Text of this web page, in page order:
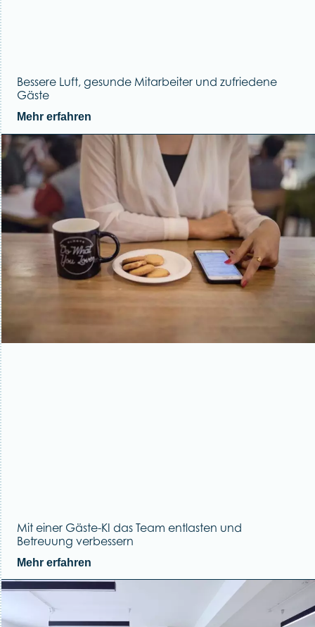
Bessere Luft, gesunde Mitarbeiter und zufriedene
Gäste
Mehr erfahren
Mit einer Gäste-KI das Team entlasten und
Betreuung verbessern
Mehr erfahren